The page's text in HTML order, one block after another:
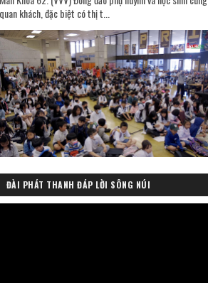
quan khách, đặc biệt có thị t...
ĐÀI PHÁT THANH ĐÁP LỜI SÔNG NÚI